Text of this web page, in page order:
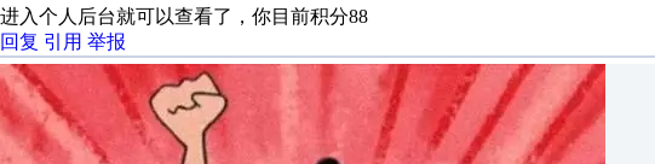
进入个人后台就可以查看了，你目前积分88
回复 引用 举报